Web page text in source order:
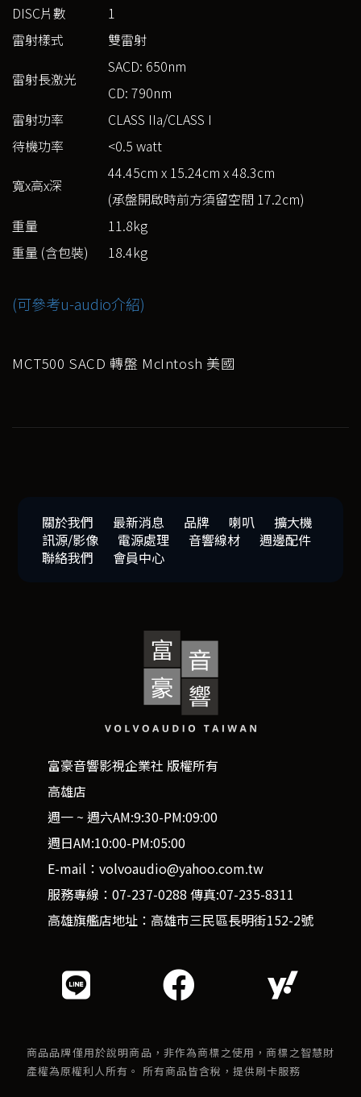
DISC片數
1
雷射樣式
雙雷射
雷射長激光
SACD: 650nm
CD: 790nm
雷射功率
CLASS IIa/CLASS I
待機功率
<0.5 watt
寬x高x深
44.45cm x 15.24cm x 48.3cm
(承盤開啟時前方須留空間 17.2cm)
重量
11.8kg
重量 (含包裝)
18.4kg
(可參考u-audio介紹)
MCT500 SACD 轉盤 McIntosh 美國
關於我們 最新消息 品牌 喇叭
擴大機
訊源/影像
電源處理 音響線材
週邊配件
聯絡我們
會員中心
富豪音響影視企業社 版權所有
高雄店
週一 ~ 週六AM:9:30-PM:09:00
週日AM:10:00-PM:05:00
E-mail：volvoaudio@yahoo.com.tw
服務專線：07-237-0288 傳真:07-235-8311
高雄旗艦店地址：高雄市三民區長明街152-2號
商品品牌僅用於說明商品，非作為商標之使用，商標之智慧財
產權為原權利人所有。 所有商品皆含稅，提供刷卡服務